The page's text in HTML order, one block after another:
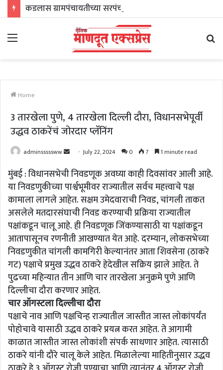
Menu
Home
3 तारखेला पुणे, 4 तारखेला दिल्ली दौरा, विधानसभेपूर्वी
उद्धव ठाकरेंचं जोरदार प्लॅनिंग
adminsssssww
Send
email
July 22, 2024 0 7 1 minute read
मुंबई : विधानसभेची निवडणूक अवघ्या काही दिवसांवर आली आहे.
या निवडणुकीच्या पार्श्वभूमीवर राज्यातील सर्वच महत्त्वाचे पक्ष
कामाला लागले आहेत. सक्षम उमेदवाराची निवड, चांगली ताकत
असलेले मतदारसंघाची निवड करण्याची प्रक्रिया राज्यातील
पक्षांकडून चालू आहे. ही निवडणूक जिंकण्यासाठी या पक्षांकडून
आतापासूनच रणनीती आखण्यात येत आहे. दरम्यान, लोकसभेच्या
निवडणुकीत चांगली कामगिरी केल्यानंतर आता शिवसेना (ठाकरे
गट) पक्षाचे प्रमुख उद्धव ठाकरे हेदेखील सक्रिय झाले आहेत. ते
पुढच्या महिन्यात तीन आणि चार तारखेला अनुक्रमे पुणे आणि
दिल्लीचा दौरा करणार आहेत.
चार ऑगस्टला दिल्लीचा दौरा
पक्षाचे नाव आणि पक्षचिन्ह राज्यातील जास्तीत जास्त लोकांपर्यंत
पोहोचावे यासाठी उद्धव ठाकरे प्रयत्न करत आहेत. ते आगामी
काळात जास्तीत जास्त लोकांशी संपर्क साधणार आहेत. त्यासाठी
ठाकरे यांनी दौरे चालू केले आहेत. मिळालेल्या माहितीनुसार उद्धव